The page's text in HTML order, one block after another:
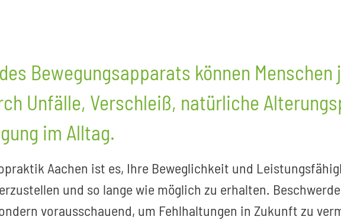
Bewegungsapparats können Menschen
Unfälle, Verschleiß, natürliche
im Alltag.
Aachen ist es, Ihre Beweglichkeit und
und so lange wie möglich zu erhalten.
vorausschauend, um Fehlhaltungen in Zukunft zu